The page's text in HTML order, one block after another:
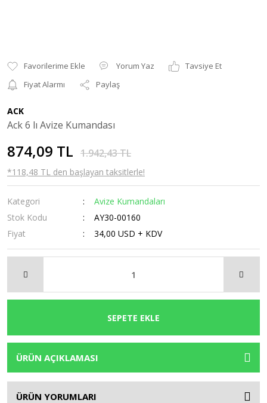
Yorum Yaz
Tavsiye Et
Fiyat Alarmı
Paylaş
ACK
Ack 6 lı Avize Kumandası
874,09 TL 1.942,43 TL
*118,48 TL den başlayan taksitlerle!
Kategori
Avize Kumandaları
Stok Kodu
AY30-00160
Fiyat
34,00 USD + KDV
SEPETE EKLE
ÜRÜN AÇIKLAMASI
ÜRÜN YORUMLARI